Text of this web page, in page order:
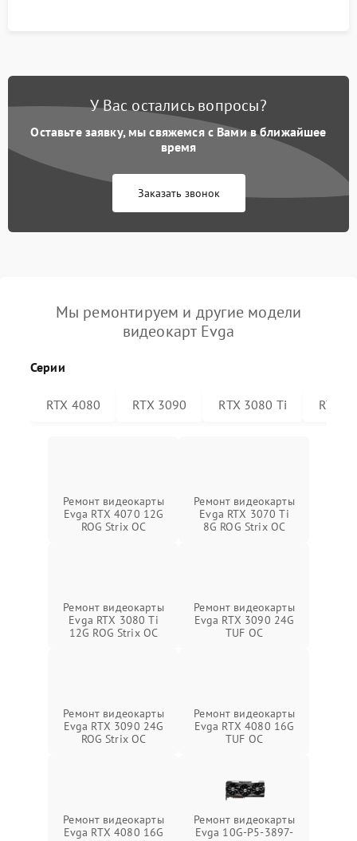
У Вас остались вопросы?
Оставьте заявку, мы свяжемся с Вами в ближайшее
время
Заказать звонок
Мы ремонтируем и другие модели
видеокарт Evga
Серии
RTX 4080 RTX 3090 RTX 3080 Ti RTX
Ремонт видеокарты
Evga RTX 4070 12G
ROG Strix OC
Ремонт видеокарты
Evga RTX 3070 Ti
8G ROG Strix OC
Ремонт видеокарты
Evga RTX 3080 Ti
12G ROG Strix OC
Ремонт видеокарты
Evga RTX 3090 24G
TUF OC
Ремонт видеокарты
Evga RTX 3090 24G
ROG Strix OC
Ремонт видеокарты
Evga RTX 4080 16G
TUF OC
Ремонт видеокарты
Evga RTX 4080 16G
Ремонт видеокарты
Evga 10G-P5-3897-